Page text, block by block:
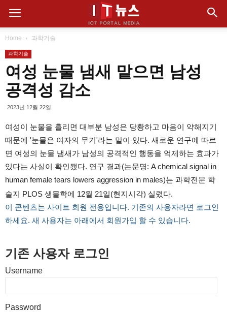
Home 과학기술
과학기술
여성 눈물 냄새 맡으면 남성
공격성 감소
2023년 12월 22일
여성이 눈물을 흘리면 대부분 남성은 당황하고 마음이 약해지기
때문에 '눈물은 여자의 무기'라는 말이 있다. 새로운 연구에 따르
면 여성의 눈물 냄새가 남성의 공격적인 행동을 억제하는 효과가
있다는 사실이 확인됐다. 연구 결과(논문명: A chemical signal in
human female tears lowers aggression in males)는 과학전문 학
술지 PLOS 생물학에 12월 21일(현지시각) 실렸다.
이 콘텐츠는 사이트 회원 전용입니다. 기존의 사용자라면 로그인
하세요. 새 사용자는 아래에서 회원가입 할 수 있습니다.
기존 사용자 로그인
Username
Password